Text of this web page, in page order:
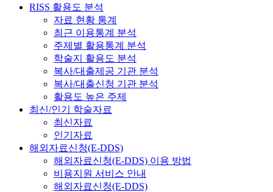
RISS 활용도 분석
자료 현황 통계
최근 이용통계 분석
주제별 활용통계 분석
학술지 활용도 분석
복사/대출제공 기관 분석
복사/대출신청 기관 분석
활용도 높은 주제
최신/인기 학술자료
최신자료
인기자료
해외자료신청(E-DDS)
해외자료신청(E-DDS) 이용 방법
비용지원 서비스 안내
해외자료신청(E-DDS)